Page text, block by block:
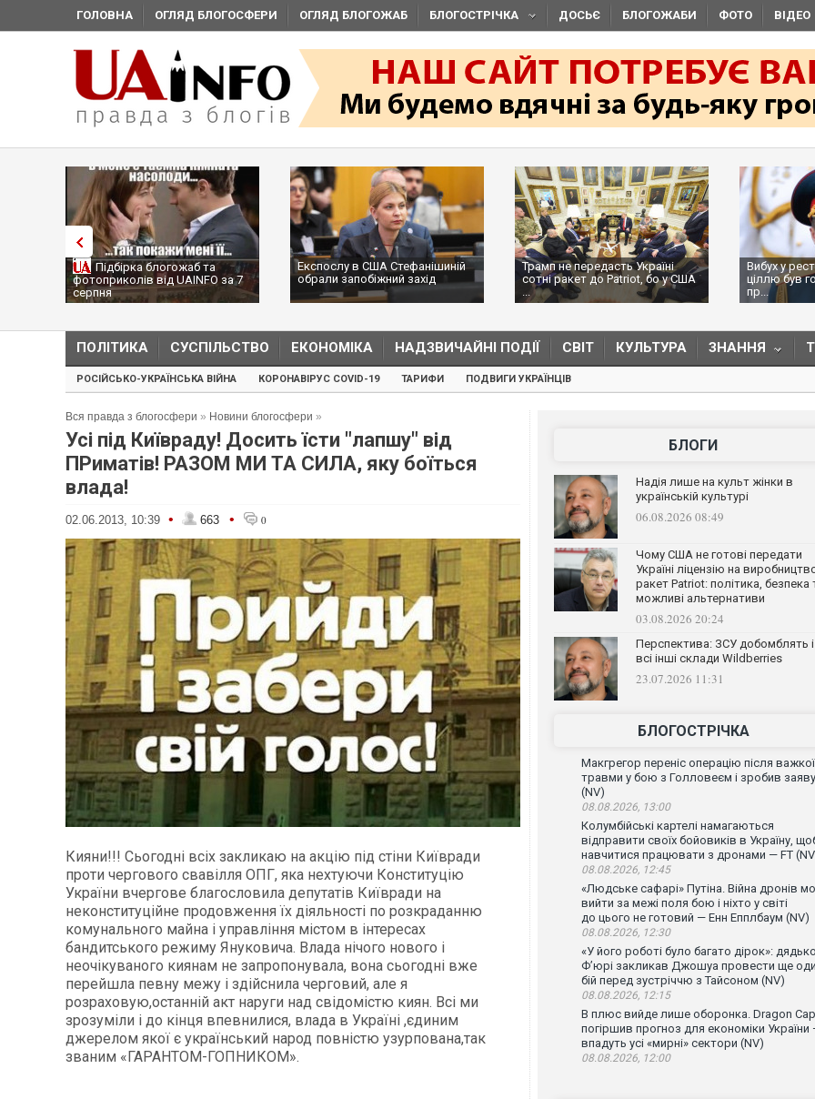
ГОЛОВНА ОГЛЯД БЛОГОСФЕРИ ОГЛЯД БЛОГОЖАБ БЛОГОСТРІЧКА ДОСЬЄ БЛОГОЖАБИ ФОТО ВІДЕО
Підбірка блогожаб та
фотоприколів від UAINFO за 7
серпня
Експослу в США Стефанішиній
обрали запобіжний захід
Трамп не передасть Україні
сотні ракет до Patriot, бо у США
...
Вибух у
ціллю був
пр...
ПОЛІТИКА СУСПІЛЬСТВО ЕКОНОМІКА НАДЗВИЧАЙНІ ПОДІЇ СВІТ КУЛЬТУРА ЗНАННЯ
РОСІЙСЬКО-УКРАЇНСЬКА ВІЙНА КОРОНАВІРУС COVID-19 ТАРИФИ ПОДВИГИ УКРАЇНЦІВ
Вся правда з блогосфери » Новини блогосфери »
Усі під Київраду! Досить їсти "лапшу" від
ПРиматів! РАЗОМ МИ ТА СИЛА, яку боїться
влада!
02.06.2013, 10:39 • 663 • 0
Кияни!!! Сьогодні всіх закликаю на акцію під стіни Київради
проти чергового свавілля ОПГ, яка нехтуючи Конституцію
України вчергове благословила депутатів Київради на
неконституційне продовження їх діяльності по розкраданню
комунального майна і управління містом в інтересах
бандитського режиму Януковича. Влада нічого нового і
неочікуваного киянам не запропонувала, вона сьогодні вже
перейшла певну межу і здійснила черговий, але я
розраховую,останній акт наруги над свідомістю киян. Всі ми
зрозуміли і до кінця впевнилися, влада в Україні ,єдиним
джерелом якої є український народ повністю узурпована,так
званим «ГАРАНТОМ-ГОПНИКОМ».
БЛОГИ
Надія лише на культ жінки в
українській культурі
06.08.2026 08:49
Чому США не готові передати
Україні ліцензію на
ракет Patriot: політика, безпека
можливі альтернативи
03.08.2026 20:24
Перспектива: ЗСУ добомблять і
всі інші склади Wildberries
23.07.2026 11:31
БЛОГОСТРІЧКА
Макгрегор переніс операцію після важкої
травми у бою з Голловеєм і зробив заяву
(NV)
08.08.2026, 13:00
Колумбійські картелі намагаються
відправити своїх бойовиків в Україну,
навчитися працювати з дронами — FT
08.08.2026, 12:45
«Людське сафарі» Путіна. Війна дронів
вийти за межі поля бою і ніхто у світі
до цього не готовий — Енн Епплбаум (NV)
08.08.2026, 12:30
«У його роботі було багато дірок»: дядько
Ф’юрі закликав Джошуа провести ще
бій перед зустріччю з Тайсоном (NV)
08.08.2026, 12:15
В плюс вийде лише оборонка. Dragon
погіршив прогноз для економіки України
впадуть усі «мирні» сектори (NV)
08.08.2026, 12:00